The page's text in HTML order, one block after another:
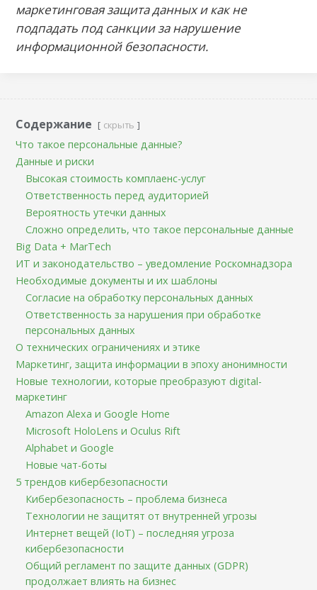
маркетинговая защита данных и как не
подпадать под санкции за нарушение
информационной безопасности.
Содержание скрыть
Что такое персональные данные?
Данные и риски
Высокая стоимость комплаенс-услуг
Ответственность перед аудиторией
Вероятность утечки данных
Сложно определить, что такое персональные данные
Big Data + MarTech
ИТ и законодательство – уведомление Роскомнадзора
Необходимые документы и их шаблоны
Согласие на обработку персональных данных
Ответственность за нарушения при обработке
персональных данных
О технических ограничениях и этике
Маркетинг, защита информации в эпоху анонимности
Новые технологии, которые преобразуют digital-
маркетинг
Amazon Alexa и Google Home
Microsoft HoloLens и Oculus Rift
Alphabet и Google
Новые чат-боты
5 трендов кибербезопасности
Кибербезопасность – проблема бизнеса
Технологии не защитят от внутренней угрозы
Интернет вещей (IoT) – последняя угроза
кибербезопасности
Общий регламент по защите данных (GDPR)
продолжает влиять на бизнес